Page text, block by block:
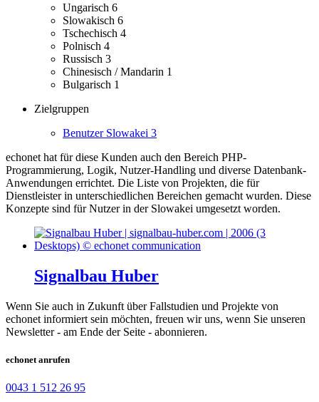
Ungarisch 6
Slowakisch 6
Tschechisch 4
Polnisch 4
Russisch 3
Chinesisch / Mandarin 1
Bulgarisch 1
Zielgruppen
Benutzer Slowakei 3
echonet hat für diese Kunden auch den Bereich PHP-
Programmierung, Logik, Nutzer-Handling und diverse Datenbank-
Anwendungen errichtet. Die Liste von Projekten, die für
Dienstleister in unterschiedlichen Bereichen gemacht wurden. Diese
Konzepte sind für Nutzer in der Slowakei umgesetzt worden.
Signalbau Huber
Wenn Sie auch in Zukunft über Fallstudien und Projekte von
echonet informiert sein möchten, freuen wir uns, wenn Sie unseren
Newsletter - am Ende der Seite - abonnieren.
echonet anrufen
0043 1 512 26 95